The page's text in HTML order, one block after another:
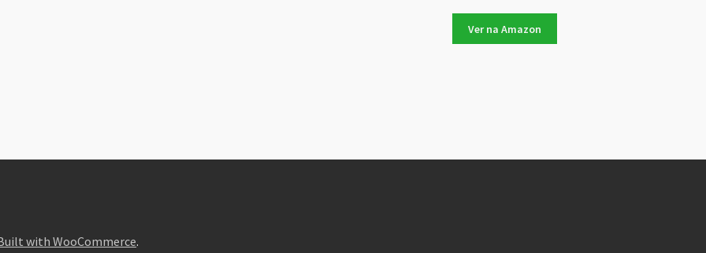
Ver na Amazon
with WooCommerce.